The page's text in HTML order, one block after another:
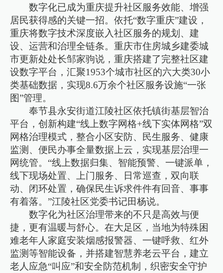
数字化已成为重庆提升社区服务效能、增强
居民获得感的关键一招。依托“数字重庆”建设，
重庆将数字技术深度嵌入社区服务的规划、建
设、运营和治理全链条。重庆市住房城乡建委城
市更新处处长邹家驹说，重庆搭建了完整社区建
设数字平台，汇聚1953个城市社区的六大类30小
类基础数据，实现8.6万余个社区服务设施“一张
图”管理。
奉节县永安街道江陵社区依托镇街基层智治
平台，创新构建“线上数字网格+线下实体网格”双
网格治理模式，整合小区安防、民生服务、健康
监测、便民办事全量数据上云，实现基层治理一
网统管。“线上数据归集、智能预警、一键派单，
线下现场处置、上门服务、日常巡查，双向联
动、闭环处置，确保民生诉求件件有回音、事事
有着落。”江陵社区党委书记田杨说。
数字化为社区治理带来的不只是高效与便
捷，更有温暖与舒心。在大足区，当地为特殊困
难老年人家庭安装烟感报警器、一键呼救、红外
监测等智能设备，并搭建智慧养老云平台，建立
老人应急“叫应”和安全防范机制，织密安全守护